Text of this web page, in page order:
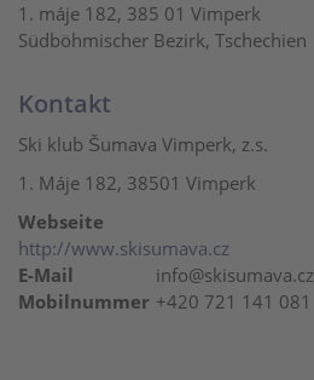
1. máje 182, 385 01 Vimperk
Südböhmischer Bezirk, Tschechien
Kontakt
Ski klub Šumava Vimperk, z.s.
1. Máje 182, 38501 Vimperk
Webseite
http://www.skisumava.cz
E-Mail
info@skisumava.cz
Mobilnummer +420 721 141 081